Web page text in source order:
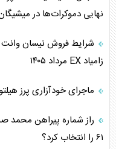
همسویی عربستان با
ترامپ و توهم خلع سلاح
چرا کویت به دنبال شریک
اعتراف غرب به قدرت
خطای راهبردی ترامپ
نهایی دموکرات‌ها در
شرایط فروش نیسان وانت
زامیاد EX مرداد ۱۴۰۵
ماجرای خودآزاری پرز
راز شماره پیراهن محمد
۶۱ را انتخاب کرد؟